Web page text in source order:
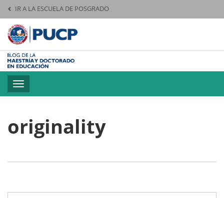
IR A LA ESCUELA DE POSGRADO
Pontificia
Toggle
navigation
originality